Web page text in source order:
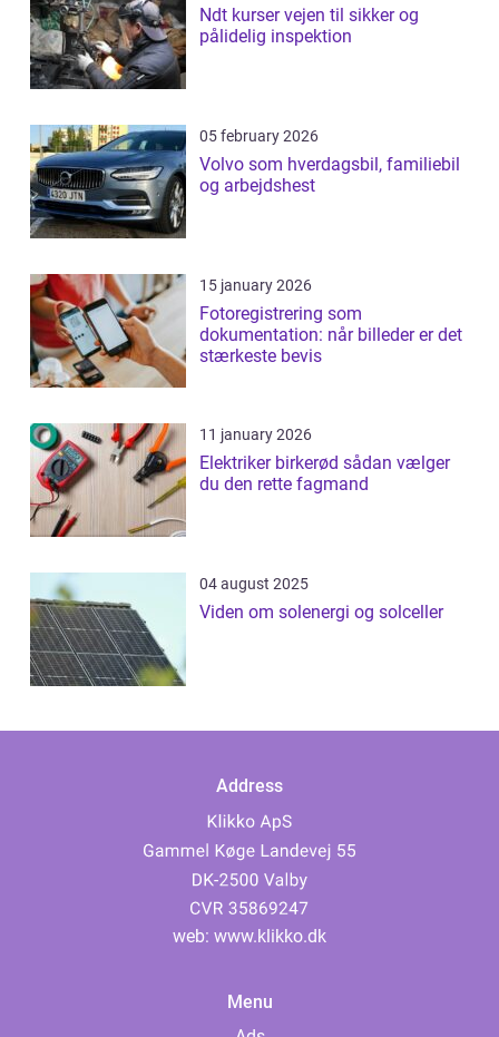
Ndt kurser vejen til sikker og
pålidelig inspektion
05 february 2026
Volvo som hverdagsbil, familiebil
og arbejdshest
15 january 2026
Fotoregistrering som
dokumentation: når billeder er det
stærkeste bevis
11 january 2026
Elektriker birkerød sådan vælger
du den rette fagmand
04 august 2025
Viden om solenergi og solceller
Address
web: www.klikko.dk
Menu